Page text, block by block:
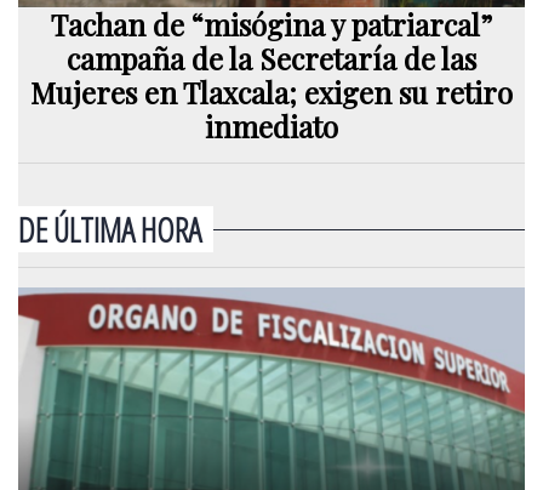
Tachan de “misógina y patriarcal”
campaña de la Secretaría de las
Mujeres en Tlaxcala; exigen su retiro
inmediato
DE ÚLTIMA HORA